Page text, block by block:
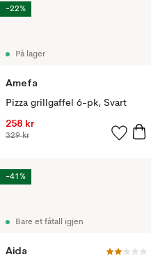
På lager
Amefa
Pizza grillgaffel 6-pk, Svart
258 kr
329 kr
-22%
Bare et fåtall igjen
Aida
-41%